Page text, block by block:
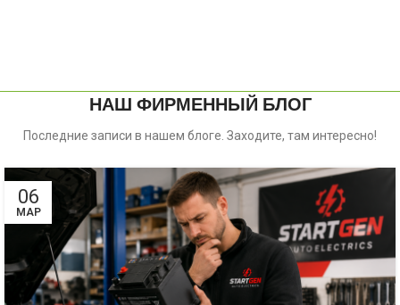
НАШ ФИРМЕННЫЙ БЛОГ
Последние записи в нашем блоге. Заходите, там интересно!
06
МАР